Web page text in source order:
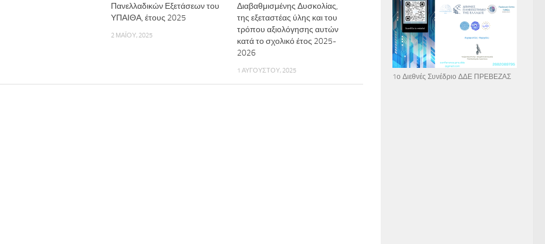
Πανελλαδικών Εξετάσεων του
ΥΠΑΙΘΑ, έτους 2025
2 ΜΑΪ́ΟΥ, 2025
Διαβαθμισμένης Δυσκολίας,
της εξεταστέας ύλης και του
τρόπου αξιολόγησης αυτών
κατά το σχολικό έτος 2025-
2026
1 ΑΥΓΟΎΣΤΟΥ, 2025
1ο Διεθνές Συνέδριο ΔΔΕ ΠΡΕΒΕΖΑΣ